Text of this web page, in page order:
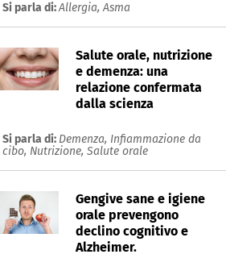
Si parla di:Allergia,Asma
Salute orale, nutrizione
e demenza: una
relazione confermata
dalla scienza
Si parla di: Demenza, Infiammazione da
cibo, Nutrizione, Salute orale
Gengive sane e igiene
orale prevengono
declino cognitivo e
Alzheimer.